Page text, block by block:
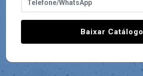
Baixar Catálogo